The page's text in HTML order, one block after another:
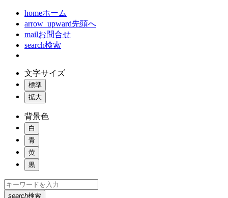
homeホーム
arrow_upward先頭へ
mailお問合せ
search検索
文字サイズ
標準
拡大
背景色
白
青
黄
黒
search検索